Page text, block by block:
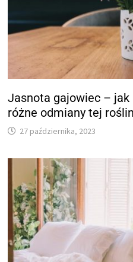
Jasnota gajowiec –
różne odmiany tej
27 października, 2023